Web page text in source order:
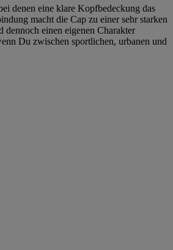
denen eine klare Kopfbedeckung das
macht die Cap zu einer sehr starken
einen eigenen Charakter
Du zwischen sportlichen, urbanen und